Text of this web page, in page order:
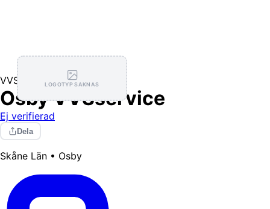
LOGOTYP SAKNAS
VVS
Osby VVSservice
Ej verifierad
Dela
Skåne Län • Osby